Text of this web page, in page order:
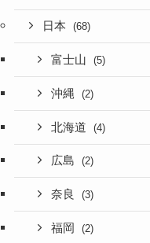
日本 (68)
富士山 (5)
沖縄 (2)
北海道 (4)
広島 (2)
奈良 (3)
福岡 (2)